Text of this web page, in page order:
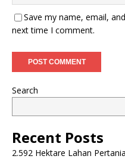
Save my name, email,
next time I comment.
Search
Recent Posts
2.592 Hektare Lahan